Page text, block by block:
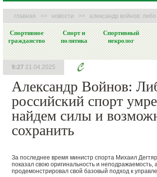
главная >> новости >> александр войнов:
Спортивное
гражданство
Спорт и
политика
Спортивный
некролог
Александр Войнов:
российский спорт
найдем силы и
сохранить
9:27 21.04.2025
За последнее время министр спорта Михаил
показал свою оригинальность и неподражаемость,
продемонстрировал свой базовый подход к